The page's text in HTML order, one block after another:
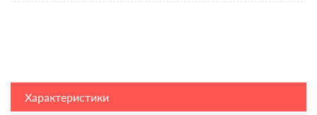
Характеристики